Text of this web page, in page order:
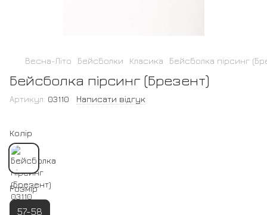
Весна-Літо Бейсболки Класика Бейсболка пірсинг
Бейсболка пірсинг (Брезент)
Артикул: 03110 Написати відгук
Колір
Розмір
57-58